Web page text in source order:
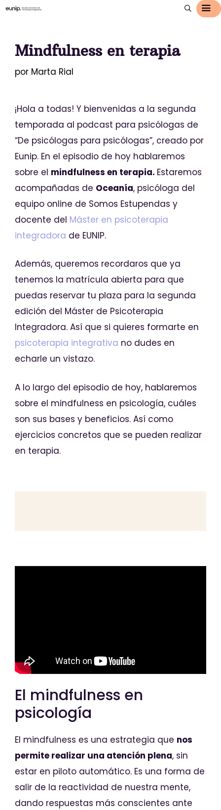
Mindfulness en terapia
por Marta Rial
¡Hola a todas! Y bienvenidas a la segunda
temporada al podcast para psicólogas de
“De psicólogas para psicólogas”, creado por
Eunip. En el episodio de hoy hablaremos
sobre el mindfulness en terapia. Estaremos
acompañadas de Oceanía, psicóloga del
equipo online de Somos Estupendas y
docente del Máster en psicoterapia
integradora de EUNIP.
Además, queremos recordaros que ya
tenemos la matrícula abierta para que
puedas reservar tu plaza para la segunda
edición del Máster de Psicoterapia
Integradora. Así que si quieres formarte en
psicoterapia integrativa no dudes en
echarle un vistazo.
A lo largo del episodio de hoy, hablaremos
sobre el mindfulness en psicología, cuáles
son sus bases y beneficios. Así como
ejercicios concretos que se pueden realizar
en terapia.
El mindfulness en
psicología
El mindfulness es una estrategia que nos
permite realizar una atención plena, sin
estar en piloto automático. Es una forma de
salir de la reactividad de nuestra mente,
dando respuestas más conscientes ante